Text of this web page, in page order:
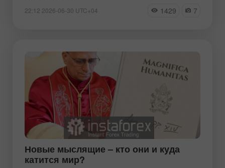
22:12 2026-06-30 UTC+04 1429 7
Новые мыслящие – кто они и куда
катится мир?